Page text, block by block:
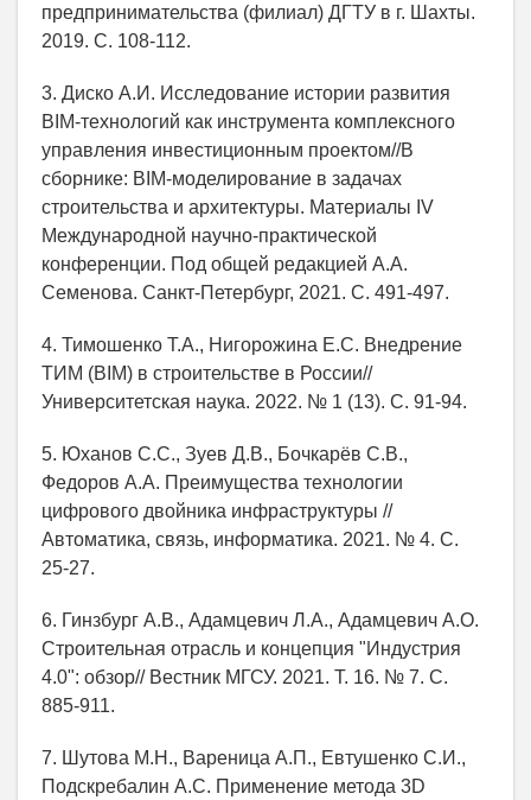
предпринимательства (филиал) ДГТУ в г. Шахты.
2019. С. 108-112.
3. Диско А.И. Исследование истории развития
BIM-технологий как инструмента комплексного
управления инвестиционным проектом//В
сборнике: BIM-моделирование в задачах
строительства и архитектуры. Материалы IV
Международной научно-практической
конференции. Под общей редакцией А.А.
Семенова. Санкт-Петербург, 2021. С. 491-497.
4. Тимошенко Т.А., Нигорожина Е.С. Внедрение
ТИМ (BIM) в строительстве в России//
Университетская наука. 2022. № 1 (13). С. 91-94.
5. Юханов С.С., Зуев Д.В., Бочкарёв С.В.,
Федоров А.А. Преимущества технологии
цифрового двойника инфраструктуры //
Автоматика, связь, информатика. 2021. № 4. С.
25-27.
6. Гинзбург А.В., Адамцевич Л.А., Адамцевич А.О.
Строительная отрасль и концепция "Индустрия
4.0": обзор// Вестник МГСУ. 2021. Т. 16. № 7. С.
885-911.
7. Шутова М.Н., Вареница А.П., Евтушенко С.И.,
Подскребалин А.С. Применение метода 3D